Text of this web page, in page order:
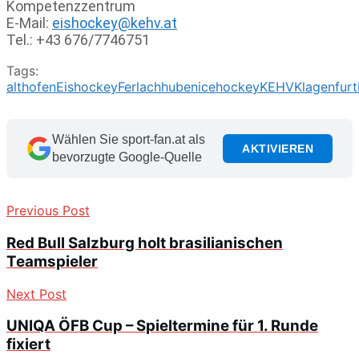
Kompetenzzentrum
E-Mail: eishockey@kehv.at
Tel.: +43 676/7746751
Tags:
althofenEishockeyFerlachhubenicehockeyKEHVKlagenfurt
Wählen Sie sport-fan.at als
bevorzugte Google-Quelle
AKTIVIEREN
Previous Post
Red Bull Salzburg holt brasilianischen
Teamspieler
Next Post
UNIQA ÖFB Cup – Spieltermine für 1. Runde
fixiert